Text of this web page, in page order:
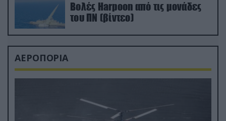
Βολές Harpoon από τις μονάδες
του ΠΝ (βίντεο)
ΑΕΡΟΠΟΡΙΑ